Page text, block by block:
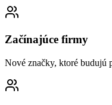
Začínajúce firmy
Nové značky, ktoré budujú